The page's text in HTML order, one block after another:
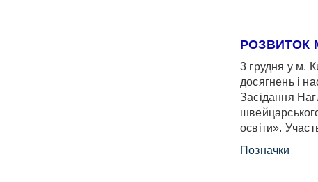
РОЗВИТОК
3 грудня у м.
досягнень і
Засідання
освіти».
Позначки